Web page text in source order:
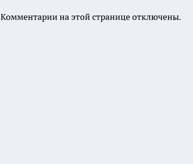
Комментарии на этой странице отключены.